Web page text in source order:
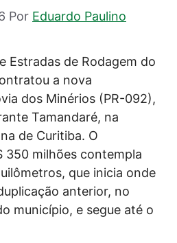
Por Eduardo Paulino
Estradas de Rodagem do
a nova
dos Minérios (PR-092),
Tamandaré, na
de Curitiba. O
350 milhões contempla
que inicia onde
anterior, no
município, e segue até o